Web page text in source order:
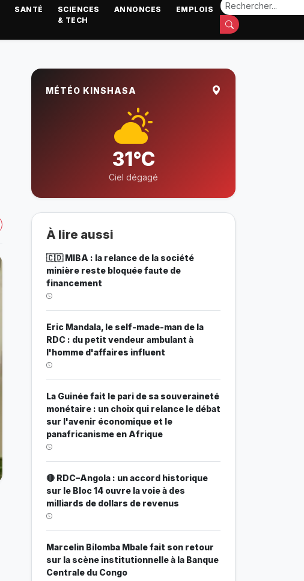
SANTÉ
SCIENCES
& TECH
ANNONCES EMPLOIS
MÉTÉO KINSHASA
31°C
Ciel dégagé
À lire aussi
🇨🇩 MIBA : la relance de la société
minière reste bloquée faute de
financement
Eric Mandala, le self-made-man de la
RDC : du petit vendeur ambulant à
l'homme d'affaires influent
La Guinée fait le pari de sa souveraineté
monétaire : un choix qui relance le débat
sur l'avenir économique et le
panafricanisme en Afrique
🔴 RDC–Angola : un accord historique
sur le Bloc 14 ouvre la voie à des
milliards de dollars de revenus
Marcelin Bilomba Mbale fait son retour
sur la scène institutionnelle à la Banque
Centrale du Congo